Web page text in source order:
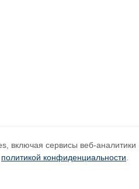
включая сервисы веб-
политикой конфиденциальности